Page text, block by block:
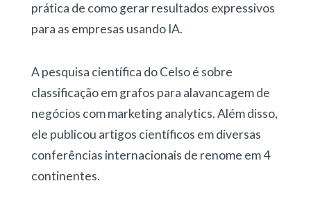
prática de como gerar resultados expressivos
para as empresas usando IA.
A pesquisa científica do Celso é sobre
classificação em grafos para alavancagem de
negócios com marketing analytics. Além disso,
ele publicou artigos científicos em diversas
conferências internacionais de renome em 4
continentes.